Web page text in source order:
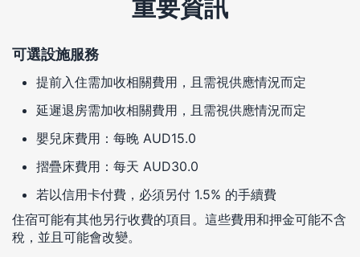
重要資訊
可選設施服務
提前入住需加收相關費用，且需視供應情況而定
延遲退房需加收相關費用，且需視供應情況而定
嬰兒床費用：每晚 AUD15.0
摺疊床費用：每天 AUD30.0
若以信用卡付費，必須另付 1.5% 的手續費
住宿可能有其他另行收費的項目。這些費用和押金可能不含
稅，並且可能會改變。